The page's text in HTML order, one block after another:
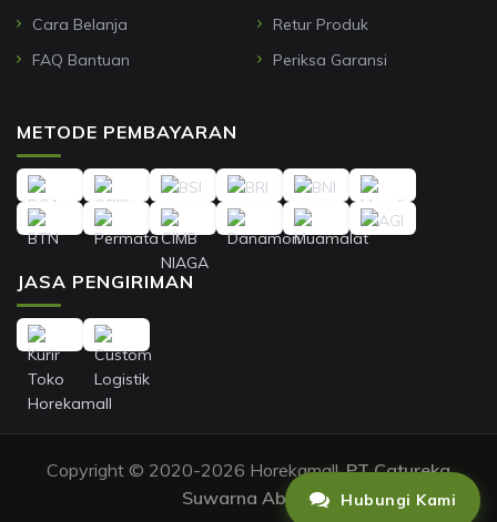
Hubungi Kami
Cara Belanja
FAQ Bantuan
Retur Produk
Periksa Garansi
METODE PEMBAYARAN
JASA PENGIRIMAN
Copyright © 2020-2026 Horekamall,PT Catureka
Suwarna Abadi.